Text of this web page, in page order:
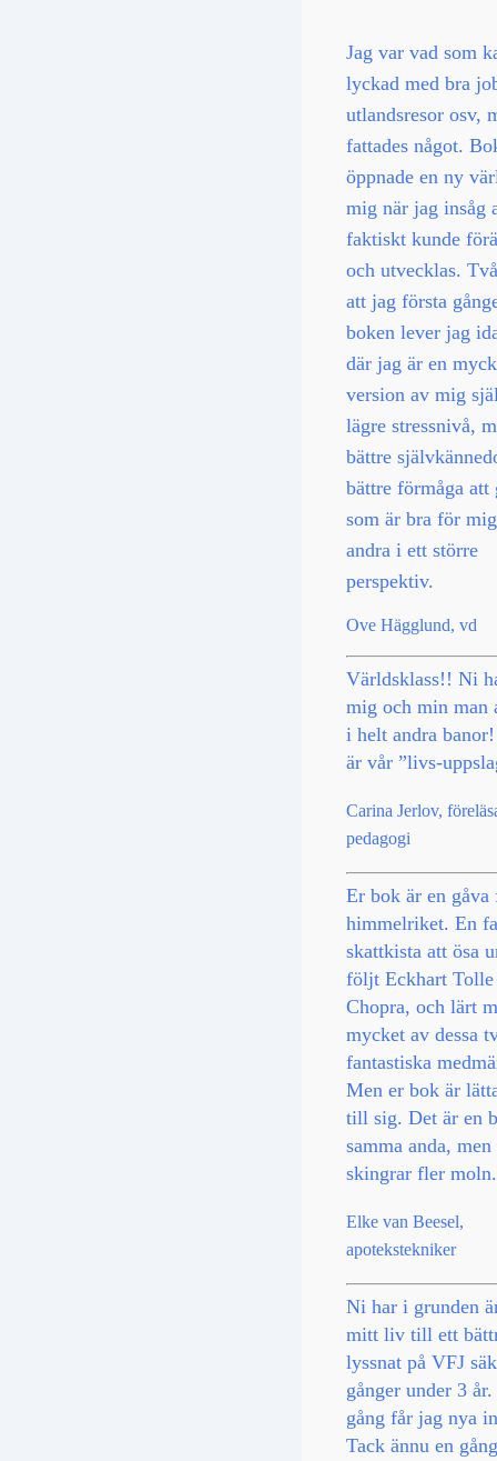
Jag var vad som
lyckad med bra
utlandsresor osv,
fattades något.
öppnade en ny
mig när jag insåg
faktiskt kunde
och utvecklas.
att jag första
boken lever jag
där jag är en
version av mig
lägre stressnivå,
bättre
bättre förmåga att
som är bra för
andra i ett större
perspektiv.
Ove Hägglund, vd
Världsklass!! Ni
mig och min man
i helt andra
är vår ”livs-
Carina Jerlov,
pedagogi
Er bok är en gåva
himmelriket. En
skattkista att ösa
följt Eckhart Tolle
Chopra, och lärt
mycket av dessa
fantastiska
Men er bok är
till sig. Det är en
samma anda, men
skingrar fler moln.
Elke van Beesel,
apotekstekniker
Ni har i grunden
mitt liv till ett
lyssnat på VFJ
gånger under 3
gång får jag nya
Tack ännu en